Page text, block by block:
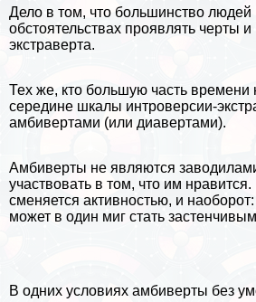
Дело в том, что большинство людей
обстоятельствах проявлять черты и
экстраверта.
Тех же, кто большую часть времени
середине шкалы интроверсии-
амбивертами (или диавертами).
Амбиверты не являются
участвовать в том, что им
сменяется активностью, и
может в один миг стать
В одних условиях амбиверты без